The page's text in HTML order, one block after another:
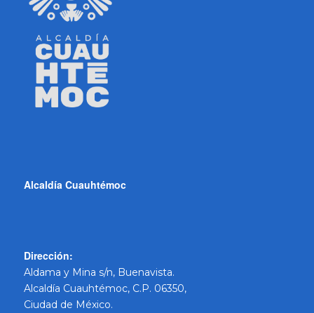
Alcaldía Cuauhtémoc
Dirección:
Aldama y Mina s/n, Buenavista.
Alcaldía Cuauhtémoc, C.P. 06350,
Ciudad de México.